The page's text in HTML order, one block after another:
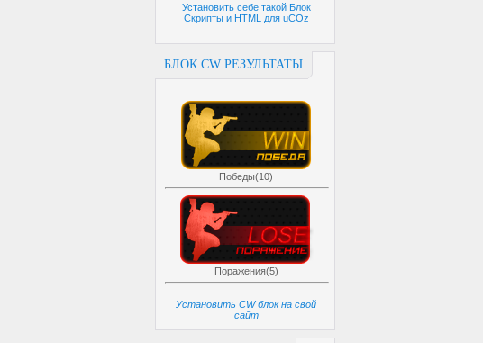
Установить себе такой Блок
Скрипты и HTML для uCOz
БЛОК CW РЕЗУЛЬТАТЫ
Победы(10)
Поражения(5)
Установить CW блок на свой
сайт